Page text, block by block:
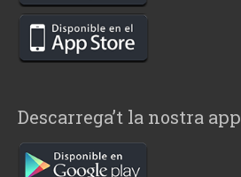
Descarrega’t la nostra app